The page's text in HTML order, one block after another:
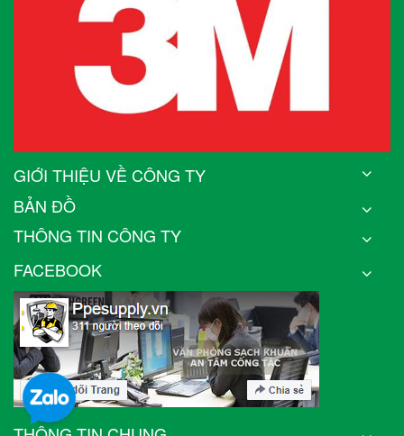
GIỚI THIỆU VỀ CÔNG TY
BẢN ĐỒ
THÔNG TIN CÔNG TY
FACEBOOK